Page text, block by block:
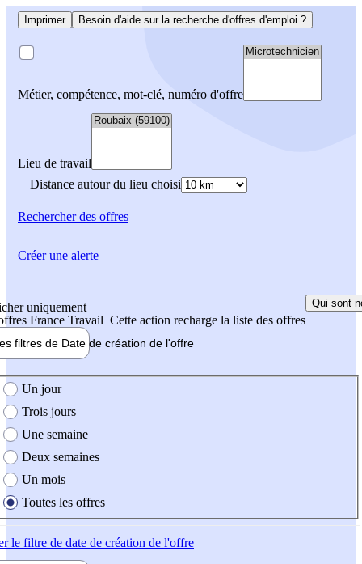
Imprimer Besoin d'aide sur la recherche d'offres d'emploi ?
Métier, compétence, mot-clé, numéro d'offre
Lieu de travail
Distance autour du lieu choisi
Rechercherdes offres
uniquement
France Travail Cette action recharge la liste des offres
Qui sont
filtres de Date de création de l'offre
création de l'offre
Un jour
Trois jours
Une semaine
Deux semaines
Un mois
Toutes les offres
le filtre de date de création de l'offre
Créer une alerte